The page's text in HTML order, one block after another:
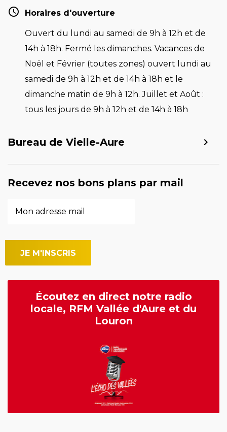
Horaires d'ouverture
Ouvert du lundi au samedi de 9h à 12h et de
14h à 18h. Fermé les dimanches. Vacances de
Noël et Février (toutes zones) ouvert lundi au
samedi de 9h à 12h et de 14h à 18h et le
dimanche matin de 9h à 12h. Juillet et Août :
tous les jours de 9h à 12h et de 14h à 18h
Bureau de Vielle-Aure
Recevez nos bons plans par mail
Écoutez en direct notre radio
locale, RFM Vallée d'Aure et du
Louron